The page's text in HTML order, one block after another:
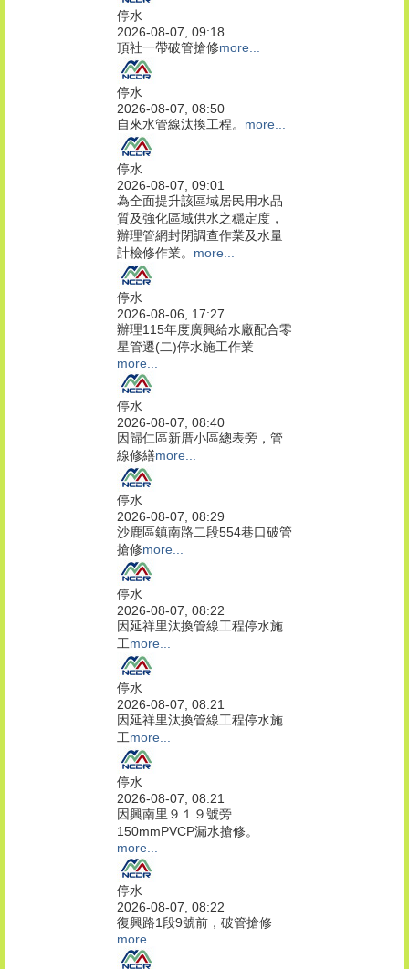
停水
2026-08-07, 09:18
頂社一帶破管搶修more...
停水
2026-08-07, 08:50
自來水管線汰換工程。 more...
停水
2026-08-07, 09:01
為全面提升該區域居民用水品
質及強化區域供水之穩定度，
辦理管網封閉調查作業及水量
計檢修作業。 more...
停水
2026-08-06, 17:27
辦理115年度廣興給水廠配合零
星管遷(二)停水施工作業
more...
停水
2026-08-07, 08:40
因歸仁區新厝小區總表旁，管
線修繕more...
停水
2026-08-07, 08:29
沙鹿區鎮南路二段554巷口破管
搶修more...
停水
2026-08-07, 08:22
因延祥里汰換管線工程停水施
工more...
停水
2026-08-07, 08:21
因延祥里汰換管線工程停水施
工more...
停水
2026-08-07, 08:21
因興南里９１９號旁
150mmPVCP漏水搶修。
more...
停水
2026-08-07, 08:22
復興路1段9號前，破管搶修
more...